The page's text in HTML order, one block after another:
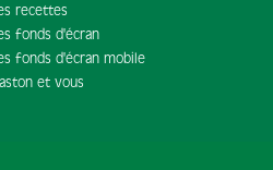
recettes
fonds d'écran
fonds d'écran mobile
et vous